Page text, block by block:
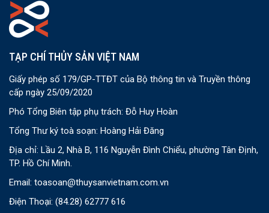
TẠP CHÍ THỦY SẢN VIỆT NAM
Giấy phép số 179/GP-TTĐT của Bộ thông tin và Truyền thông
cấp ngày 25/09/2020
Phó Tổng Biên tập phụ trách: Đỗ Huy Hoàn
Tổng Thư ký toà soạn: Hoàng Hải Đăng
Địa chỉ: Lầu 2, Nhà B, 116 Nguyễn Đình Chiểu, phường Tân Định,
TP. Hồ Chí Minh.
Email: toasoan@thuysanvietnam.com.vn
Điện Thoại: (84.28) 62777 616